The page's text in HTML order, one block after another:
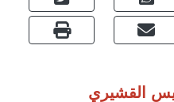
القشيري